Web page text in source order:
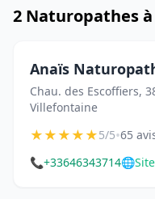
2 Naturopathes
Anaïs
Chau. des Escoffiers,
Villefontaine
★★★★★5/5•65
📞+33646343714🌐